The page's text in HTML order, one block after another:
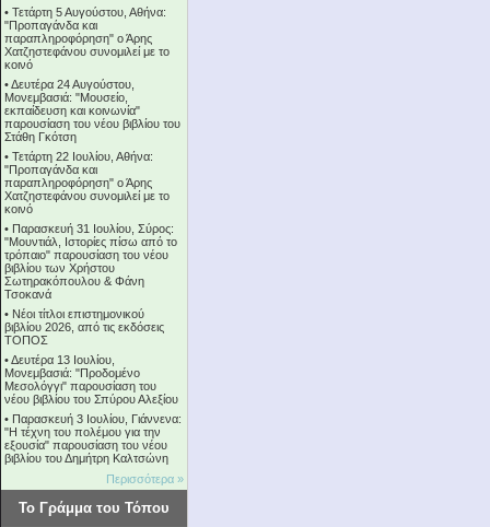
• Τετάρτη 5 Αυγούστου, Αθήνα:
"Προπαγάνδα και
παραπληροφόρηση" ο Άρης
Χατζηστεφάνου συνομιλεί με το
κοινό
•Δευτέρα 24 Αυγούστου,
Μονεμβασιά: "Μουσείο,
εκπαίδευση και κοινωνία"
παρουσίαση του νέου βιβλίου του
Στάθη Γκότση
• Τετάρτη 22 Ιουλίου, Αθήνα:
"Προπαγάνδα και
παραπληροφόρηση" ο Άρης
Χατζηστεφάνου συνομιλεί με το
κοινό
• Παρασκευή 31 Ιουλίου, Σύρος:
"Μουντιάλ, Ιστορίες πίσω από το
τρόπαιο" παρουσίαση του νέου
βιβλίου των Χρήστου
Σωτηρακόπουλου & Φάνη
Τσοκανά
• Νέοι τίτλοι επιστημονικού
βιβλίου 2026, από τις εκδόσεις
ΤΟΠΟΣ
•Δευτέρα 13 Ιουλίου,
Μονεμβασιά: "Προδομένο
Μεσολόγγι" παρουσίαση του
νέου βιβλίου του Σπύρου Αλεξίου
• Παρασκευή 3 Ιουλίου, Γιάννενα:
"Η τέχνη του πολέμου για την
εξουσία" παρουσίαση του νέου
βιβλίου του Δημήτρη Καλτσώνη
Περισσότερα »
Το Γράμμα του Τόπου